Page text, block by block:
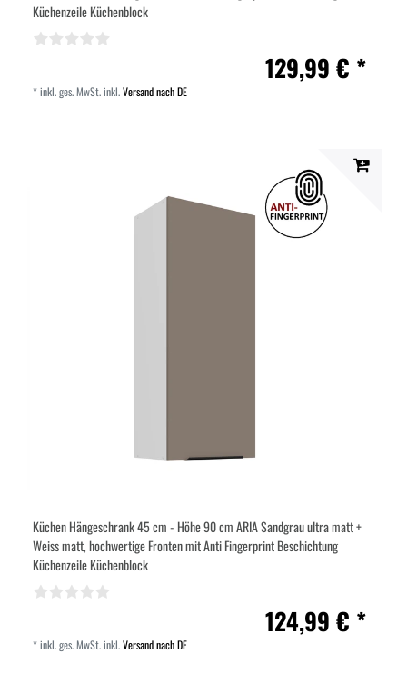
Küchenzeile Küchenblock
129,99 € *
*inkl. ges. MwSt.inkl.Versand nach DE
Küchen Hängeschrank 45 cm - Höhe 90 cm ARIA Sandgrau ultra matt +
Weiss matt, hochwertige Fronten mit Anti Fingerprint Beschichtung
Küchenzeile Küchenblock
124,99 € *
*inkl. ges. MwSt.inkl.Versand nach DE